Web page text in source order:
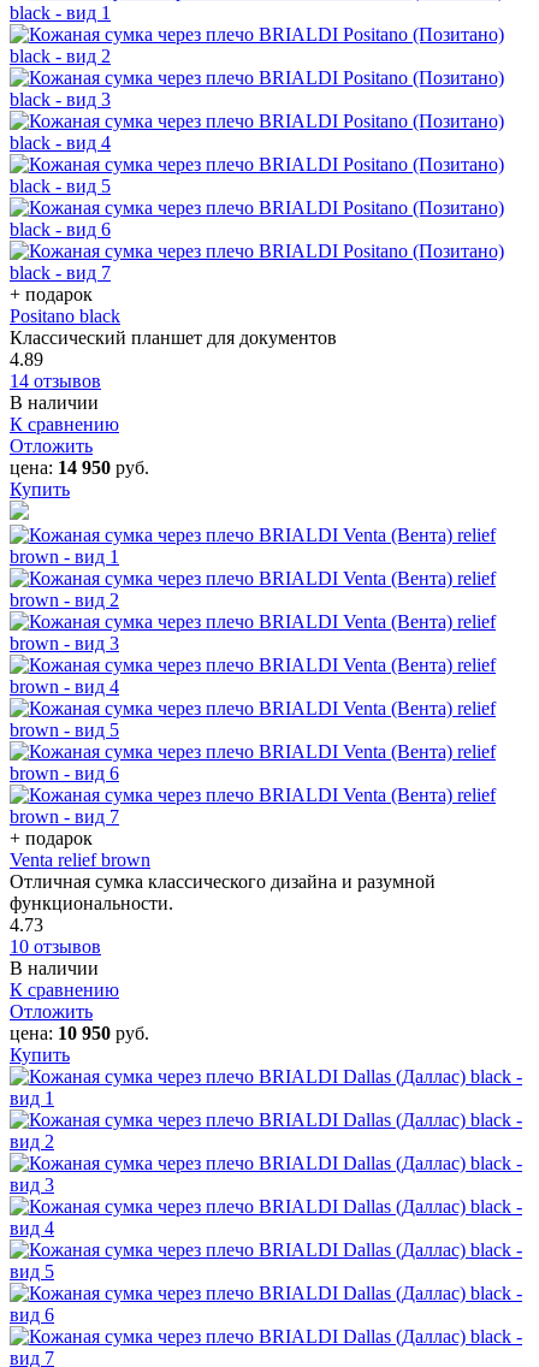
+ подарок
Positano black
Классический планшет для документов
4.89
14 отзывов
В наличии
К сравнению
Отложить
цена: 14 950 руб.
Купить
+ подарок
Venta relief brown
Отличная сумка классического дизайна и разумной
функциональности.
4.73
10 отзывов
В наличии
К сравнению
Отложить
цена: 10 950 руб.
Купить